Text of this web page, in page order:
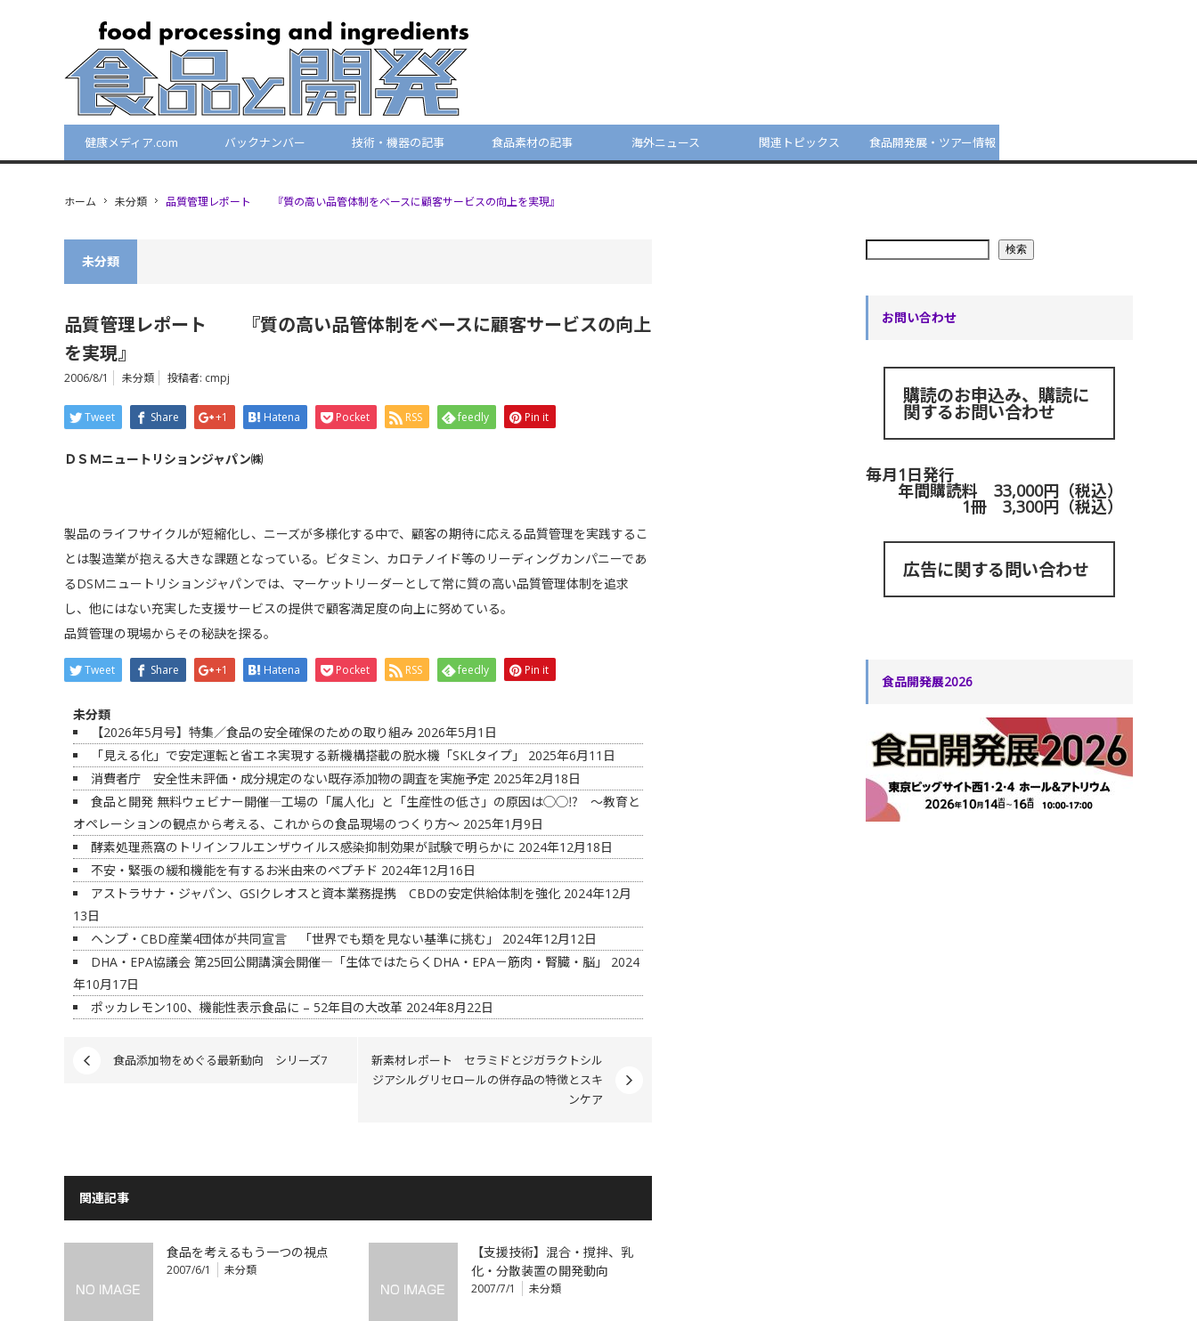
健康メディア.com バックナンバー 技術・機器の記事 食品素材の記事 海外ニュース 関連トピックス 食品開発展・ツアー情報
ホーム 未分類 品質管理レポート 『質の高い品管体制をベースに顧客サービスの向上を実現』
未分類
品質管理レポート 『質の高い品管体制をベースに顧客サービスの向上
を実現』
2006/8/1 未分類 投稿者: cmpj
Tweet Share +1 Hatena Pocket RSS feedly Pin it
ＤＳＭニュートリションジャパン㈱
製品のライフサイクルが短縮化し、ニーズが多様化する中で、顧客の期待に応える品質管理を実践するこ
とは製造業が抱える大きな課題となっている。ビタミン、カロテノイド等のリーディングカンパニーであ
るDSMニュートリションジャパンでは、マーケットリーダーとして常に質の高い品質管理体制を追求
し、他にはない充実した支援サービスの提供で顧客満足度の向上に努めている。
品質管理の現場からその秘訣を探る。
Tweet Share +1 Hatena Pocket RSS feedly Pin it
未分類
【2026年5月号】特集／食品の安全確保のための取り組み 2026年5月1日
「見える化」で安定運転と省エネ実現する新機構搭載の脱水機「SKLタイプ」
2025年6月11日
消費者庁 安全性未評価・成分規定のない既存添加物の調査を実施予定 2025年2月18日
食品と開発 無料ウェビナー開催―工場の「属人化」と「生産性の低さ」の原因は◯◯⁉ ～教育と
オペレーションの観点から考える、これからの食品現場のつくり方～ 2025年1月9日
酵素処理燕窩のトリインフルエンザウイルス感染抑制効果が試験で明らかに 2024年12月18日
不安・緊張の緩和機能を有するお米由来のペプチド 2024年12月16日
アストラサナ・ジャパン、GSIクレオスと資本業務提携 CBDの安定供給体制を強化 2024年12月
13日
ヘンプ・CBD産業4団体が共同宣言 「世界でも類を見ない基準に挑む」
2024年12月12日
DHA・EPA協議会 第25回公開講演会開催―「生体ではたらくDHA・EPA－筋肉・腎臓・脳」
2024
年10月17日
ポッカレモン100、機能性表示食品に – 52年目の大改革 2024年8月22日
食品添加物をめぐる最新動向 シリーズ7
新素材レポート セラミドとジガラクトシル
ジアシルグリセロールの併存品の特徴とスキ
ンケア
関連記事
食品を考えるもう一つの視点
2007/6/1 未分類
【支援技術】混合・撹拌、乳
化・分散装置の開発動向
2007/7/1 未分類
検索
お問い合わせ
購読のお申込み、購読に
関するお問い合わせ
毎月1日発行
年間購読料 33,000円（税込）
1冊 3,300円（税込）
広告に関する問い合わせ
食品開発展2026